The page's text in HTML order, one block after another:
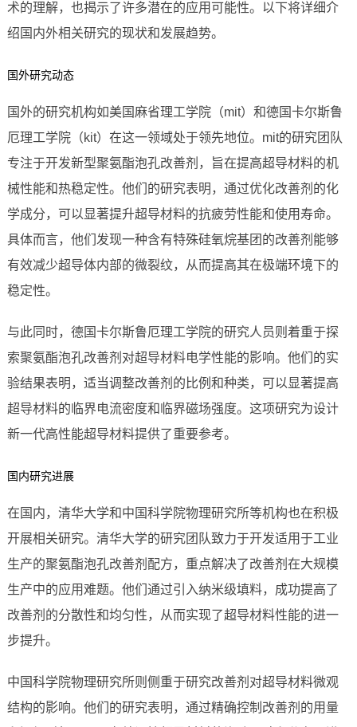
术的理解，也揭示了许多潜在的应用可能性。以下将详细介
绍国内外相关研究的现状和发展趋势。
国外研究动态
国外的研究机构如美国麻省理工学院（mit）和德国卡尔斯鲁
厄理工学院（kit）在这一领域处于领先地位。mit的研究团队
专注于开发新型聚氨酯泡孔改善剂，旨在提高超导材料的机
械性能和热稳定性。他们的研究表明，通过优化改善剂的化
学成分，可以显著提升超导材料的抗疲劳性能和使用寿命。
具体而言，他们发现一种含有特殊硅氧烷基团的改善剂能够
有效减少超导体内部的微裂纹，从而提高其在极端环境下的
稳定性。
与此同时，德国卡尔斯鲁厄理工学院的研究人员则着重于探
索聚氨酯泡孔改善剂对超导材料电学性能的影响。他们的实
验结果表明，适当调整改善剂的比例和种类，可以显著提高
超导材料的临界电流密度和临界磁场强度。这项研究为设计
新一代高性能超导材料提供了重要参考。
国内研究进展
在国内，清华大学和中国科学院物理研究所等机构也在积极
开展相关研究。清华大学的研究团队致力于开发适用于工业
生产的聚氨酯泡孔改善剂配方，重点解决了改善剂在大规模
生产中的应用难题。他们通过引入纳米级填料，成功提高了
改善剂的分散性和均匀性，从而实现了超导材料性能的进一
步提升。
中国科学院物理研究所则侧重于研究改善剂对超导材料微观
结构的影响。他们的研究表明，通过精确控制改善剂的用量